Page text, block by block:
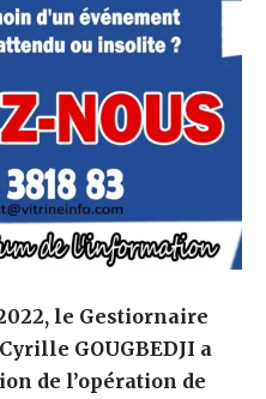
le Gestiornaire
GOUGBEDJI a
de l’opération de